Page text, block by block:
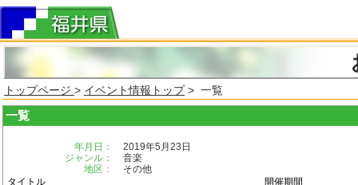
トップページ > イベント情報トップ> 一覧
一覧
年月日：
2019年5月23日
ジャンル：
音楽
地区：
その他
タイトル
開催期間